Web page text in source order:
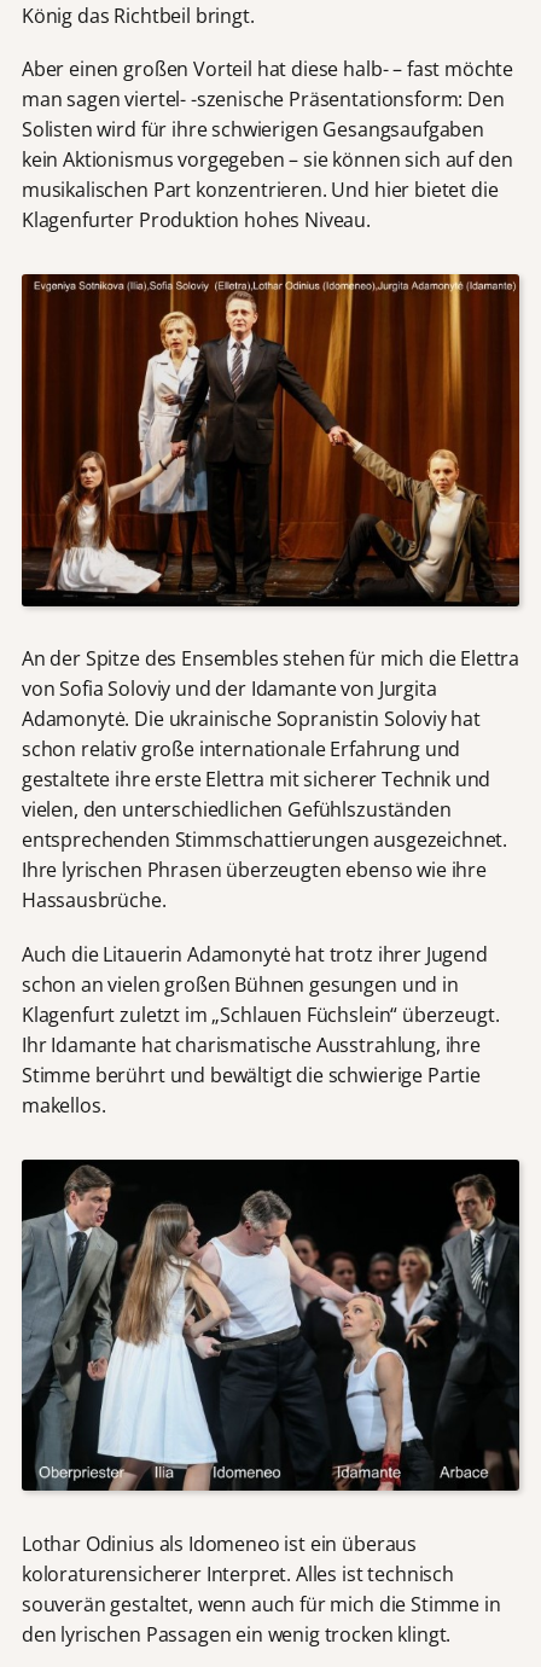
König das Richtbeil bringt.
Aber einen großen Vorteil hat diese halb- – fast möchte
man sagen viertel- -szenische Präsentationsform: Den
Solisten wird für ihre schwierigen Gesangsaufgaben
kein Aktionismus vorgegeben – sie können sich auf den
musikalischen Part konzentrieren. Und hier bietet die
Klagenfurter Produktion hohes Niveau.
An der Spitze des Ensembles stehen für mich die Elettra
von Sofia Soloviy und der Idamante von Jurgita
Adamonytė. Die ukrainische Sopranistin Soloviy hat
schon relativ große internationale Erfahrung und
gestaltete ihre erste Elettra mit sicherer Technik und
vielen, den unterschiedlichen Gefühlszuständen
entsprechenden Stimmschattierungen ausgezeichnet.
Ihre lyrischen Phrasen überzeugten ebenso wie ihre
Hassausbrüche.
Auch die Litauerin Adamonytė hat trotz ihrer Jugend
schon an vielen großen Bühnen gesungen und in
Klagenfurt zuletzt im „Schlauen Füchslein“ überzeugt.
Ihr Idamante hat charismatische Ausstrahlung, ihre
Stimme berührt und bewältigt die schwierige Partie
makellos.
Lothar Odinius als Idomeneo ist ein überaus
koloraturensicherer Interpret. Alles ist technisch
souverän gestaltet, wenn auch für mich die Stimme in
den lyrischen Passagen ein wenig trocken klingt.